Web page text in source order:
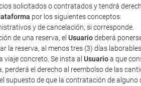
solicitados o contratados y tendrá
por los siguientes conceptos:
y de cancelación, si corresponde.
de una reserva, el Usuariodeberá
la reserva, al menos tres (3) días
concreto. Se insta al Usuarioa que
perderá el derecho al reembolso de las
supuesto de que la contratación de